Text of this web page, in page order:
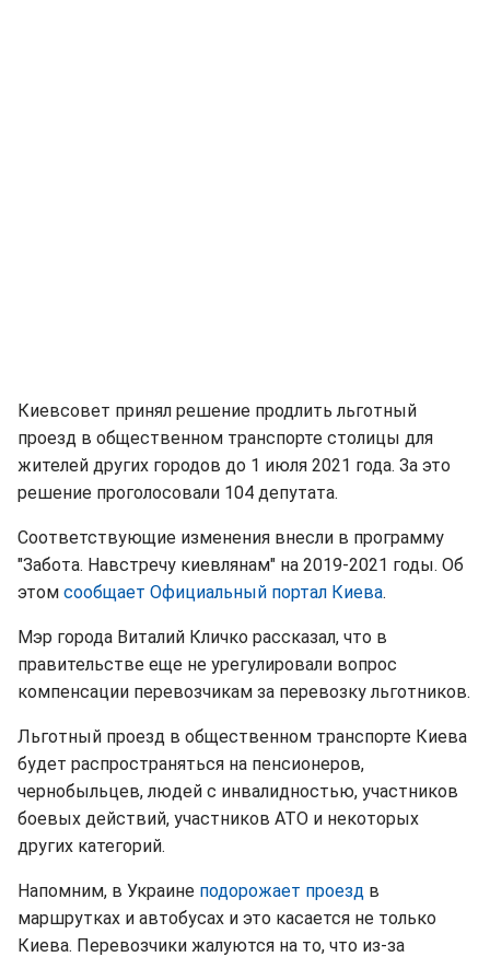
Киевсовет принял решение продлить льготный
проезд в общественном транспорте столицы для
жителей других городов до 1 июля 2021 года. За это
решение проголосовали 104 депутата.
Соответствующие изменения внесли в программу
"Забота. Навстречу киевлянам" на 2019-2021 годы. Об
этом сообщает Официальный портал Киева.
Мэр города Виталий Кличко рассказал, что в
правительстве еще не урегулировали вопрос
компенсации перевозчикам за перевозку льготников.
Льготный проезд в общественном транспорте Киева
будет распространяться на пенсионеров,
чернобыльцев, людей с инвалидностью, участников
боевых действий, участников АТО и некоторых
других категорий.
Напомним, в Украине подорожает проезд в
маршрутках и автобусах и это касается не только
Киева. Перевозчики жалуются на то, что из-за